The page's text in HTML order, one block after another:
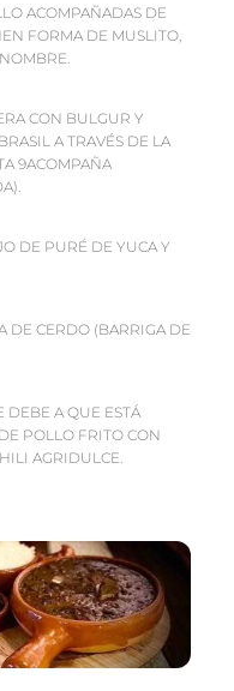
ACOMPAÑADAS DE
FORMA DE MUSLITO,
CON BULGUR Y
A TRAVÉS DE LA
9ACOMPAÑA
DE PURÉ DE YUCA Y
DE CERDO (BARRIGA DE
DEBE A QUE ESTÁ
POLLO FRITO CON
AGRIDULCE.